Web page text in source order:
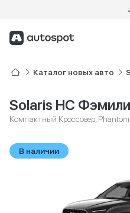
Каталог новых авто
Solaris HC Фэмили
Компактный Кроссовер,
В наличии